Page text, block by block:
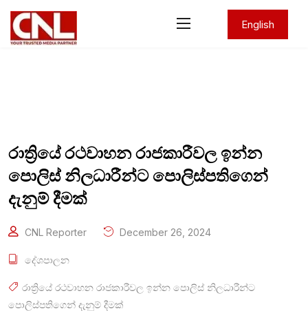
English
රාත්‍රියේ රථවාහන රාජකාරීවල ඉන්න
පොලිස් නිලධාරීන්ට පොලිස්පතිගෙන්
දැනුම් දීමක්
CNL Reporter December 26, 2024
දේශපාලන
රාත්‍රියේ රථවාහන රාජකාරීවල ඉන්න පොලිස් නිලධාරීන්ට
පොලිස්පතිගෙන් දැනුම් දීමක්